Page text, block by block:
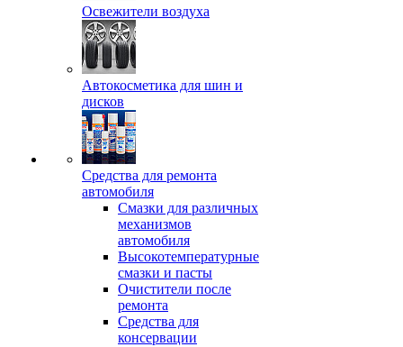
Освежители воздуха
Автокосметика для шин и
дисков
Средства для ремонта
автомобиля
Смазки для различных
механизмов
автомобиля
Высокотемпературные
смазки и пасты
Очистители после
ремонта
Средства для
консервации